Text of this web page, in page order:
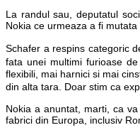
La randul sau, deputatul
Nokia ce urmeaza a fi
Schafer a respins categoric
fata unei multimi furioase
flexibili, mai harnici si mai
din alta tara. Doar stim ca
Nokia a anuntat, marti, ca
fabrici din Europa, inclusiv